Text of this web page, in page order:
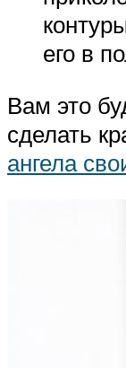
его в
Вам это
сделать
ангела